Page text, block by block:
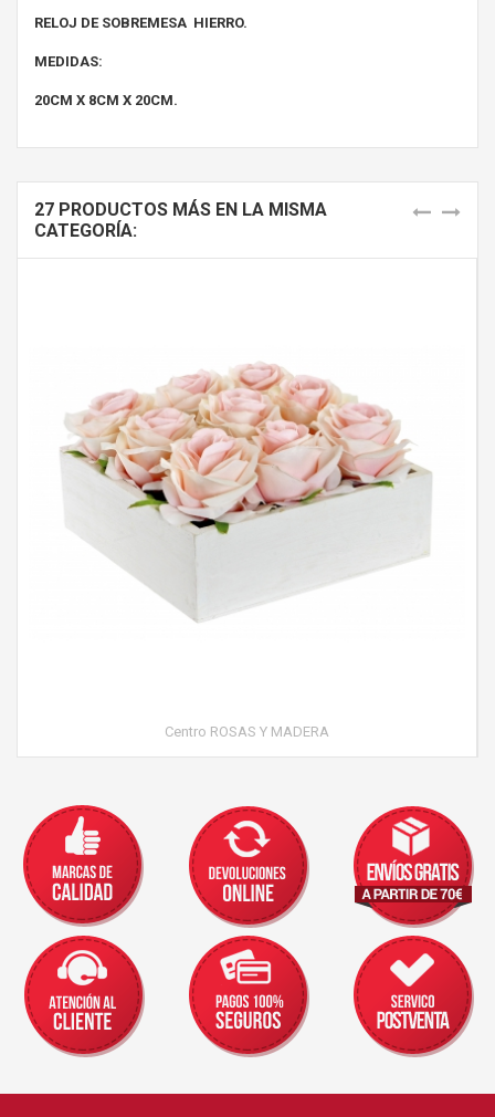
RELOJ DE SOBREMESA HIERRO.
MEDIDAS:
20CM X 8CM X 20CM.
27 PRODUCTOS MÁS EN LA MISMA
CATEGORÍA:
Centro ROSAS Y MADERA